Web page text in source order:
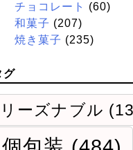
チョコレート
(60)
和菓子 (207)
焼き菓子 (235)
グ
リーズナブル